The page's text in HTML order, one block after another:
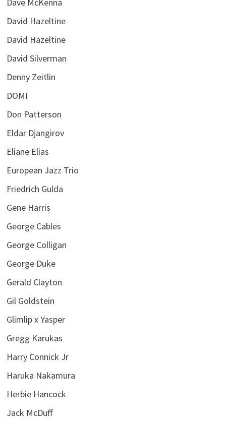
David Hazeltine
David Hazeltine
David Silverman
Denny Zeitlin
DOMI
Don Patterson
Eldar Djangirov
Eliane Elias
European Jazz Trio
Friedrich Gulda
Gene Harris
George Cables
George Colligan
George Duke
Gerald Clayton
Gil Goldstein
Glimlip x Yasper
Gregg Karukas
Harry Connick Jr
Haruka Nakamura
Herbie Hancock
Jack McDuff